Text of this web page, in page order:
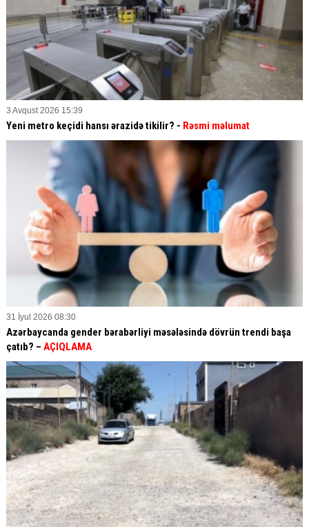
3 Avqust 2026 15:39
Yeni metro keçidi hansı ərazidə tikilir? - Rəsmi məlumat
31 İyul 2026 08:30
Azərbaycanda gender bərabərliyi məsələsində dövrün trendi başa
çatıb? – AÇIQLAMA